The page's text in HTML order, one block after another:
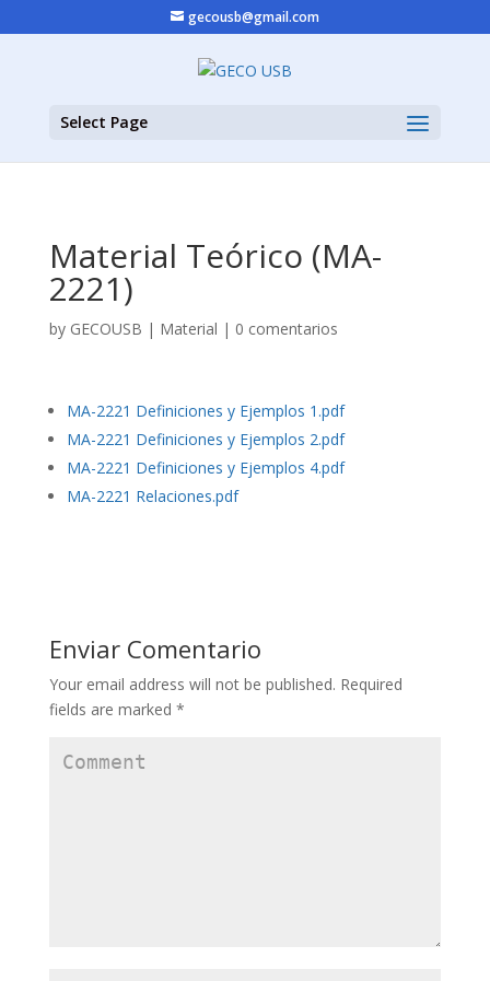
gecousb@gmail.com
Select Page
Material Teórico (MA-
2221)
by GECOUSB | Material | 0 comentarios
MA-2221 Definiciones y Ejemplos 1.pdf
MA-2221 Definiciones y Ejemplos 2.pdf
MA-2221 Definiciones y Ejemplos 4.pdf
MA-2221 Relaciones.pdf
Enviar Comentario
Your email address will not be published. Required
fields are marked *